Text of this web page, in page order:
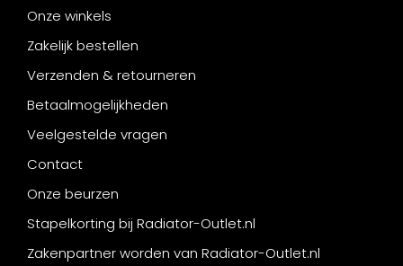
Onze winkels
Zakelijk bestellen
Verzenden & retourneren
Betaalmogelijkheden
Veelgestelde vragen
Contact
Onze beurzen
Stapelkorting bij Radiator-Outlet.nl
Zakenpartner worden van Radiator-Outlet.nl